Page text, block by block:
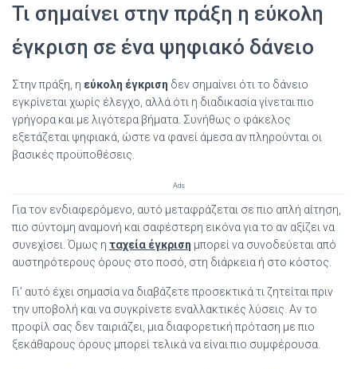
Τι σημαίνει στην πράξη η εύκολη
έγκριση σε ένα ψηφιακό δάνειο
Στην πράξη, η εύκολη έγκριση δεν σημαίνει ότι το δάνειο
εγκρίνεται χωρίς έλεγχο, αλλά ότι η διαδικασία γίνεται πιο
γρήγορα και με λιγότερα βήματα. Συνήθως ο φάκελος
εξετάζεται ψηφιακά, ώστε να φανεί άμεσα αν πληρούνται οι
βασικές προϋποθέσεις.
Ads
Για τον ενδιαφερόμενο, αυτό μεταφράζεται σε πιο απλή αίτηση,
πιο σύντομη αναμονή και σαφέστερη εικόνα για το αν αξίζει να
συνεχίσει. Όμως η ταχεία έγκριση μπορεί να συνοδεύεται από
αυστηρότερους όρους στο ποσό, στη διάρκεια ή στο κόστος.
Γι’ αυτό έχει σημασία να διαβάζετε προσεκτικά τι ζητείται πριν
την υποβολή και να συγκρίνετε εναλλακτικές λύσεις. Αν το
προφίλ σας δεν ταιριάζει, μια διαφορετική πρόταση με πιο
ξεκάθαρους όρους μπορεί τελικά να είναι πιο συμφέρουσα.